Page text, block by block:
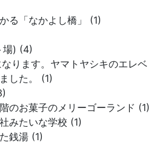
る「なかよし橋」 (1)
場) (4)
ります。ヤマトヤシキのエレベ
した。 (1)
のお菓子のメリーゴーランド (1)
みたいな学校 (1)
銭湯 (1)